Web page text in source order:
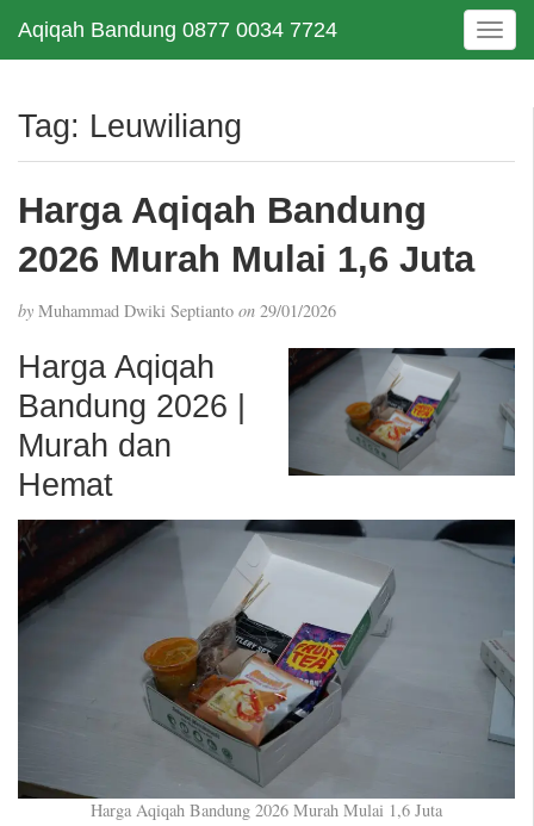
Aqiqah Bandung 0877 0034 7724
T
o
e
t
Tag: Leuwiliang
Harga Aqiqah Bandung
2026 Murah Mulai 1,6 Juta
by Muhammad Dwiki Septianto on 29/01/2026
Harga Aqiqah
Bandung 2026 |
Murah dan
Hemat
Harga Aqiqah Bandung 2026 Murah Mulai 1,6 Juta